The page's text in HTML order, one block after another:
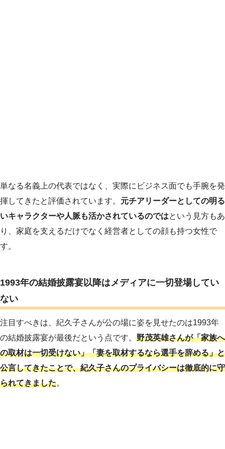
単なる名義上の代表ではなく、実際にビジネス面でも手腕を発
揮してきたと評価されています。 元チアリーダーとしての明る
いキャラクターや人脈も活かされているのではという見方もあ
り、家庭を支えるだけでなく経営者としての顔も持つ女性で
す。
1993年の結婚披露宴以降はメディアに一切登場してい
ない
注目すべきは、紀久子さんが公の場に姿を見せたのは1993年
の結婚披露宴が最後だという点です。 野茂英雄さんが「家族へ
の取材は一切受けない」「妻を取材するなら選手を辞める」と
公言してきたことで、紀久子さんのプライバシーは徹底的に守
られてきました。